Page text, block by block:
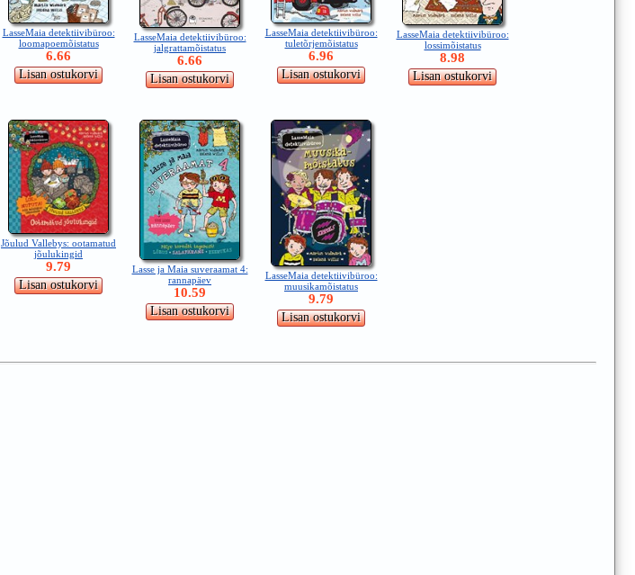
LasseMaia detektiivibüroo:
loomapoemõistatus
6.66
LasseMaia detektiivibüroo:
jalgrattamõistatus
6.66
LasseMaia detektiivibüroo:
tuletõrjemõistatus
6.96
LasseMaia detektiivibüroo:
lossimõistatus
8.98
Jõulud Vallebys: ootamatud
jõulukingid
9.79
Lasse ja Maia suveraamat 4:
rannapäev
10.59
LasseMaia detektiivibüroo:
muusikamõistatus
9.79